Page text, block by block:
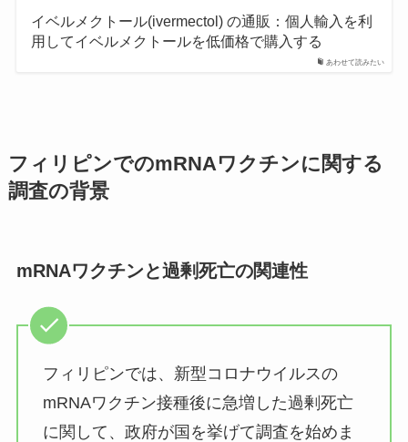
あわせて読みたい
イベルメクトール(ivermectol) の通販：個人輸入を利
用してイベルメクトールを低価格で購入する
フィリピンでのmRNAワクチンに関する
調査の背景
mRNAワクチンと過剰死亡の関連性
フィリピンでは、新型コロナウイルスの
mRNAワクチン接種後に急増した過剰死亡
に関して、政府が国を挙げて調査を始めま